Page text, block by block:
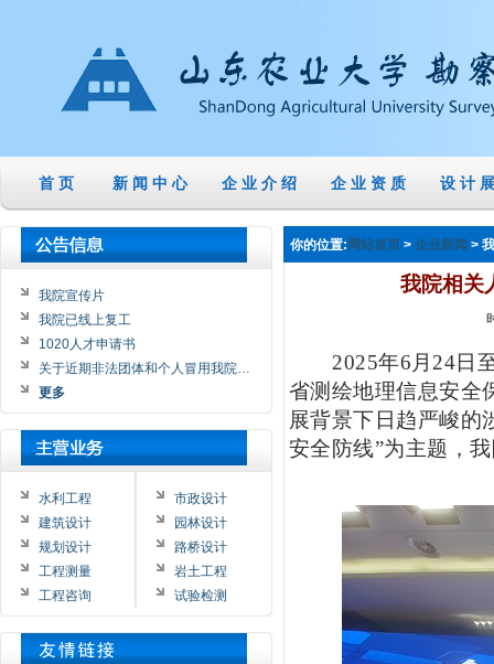
首 页 新 闻 中 心 企 业 介 绍 企 业 资 质 设 计
我院宣传片
我院已线上复工
1020人才申请书
关于近期非法团体和个人冒用我院…
更多
水利工程
建筑设计
规划设计
工程测量
工程咨询
市政设计
园林设计
路桥设计
岩土工程
试验检测
你的位置: 网站首页 > 企业新闻 >
我院相关
2025年6 月 24日
省测绘地理信息安全
展背景下日趋严峻的
安全防线”为主题，